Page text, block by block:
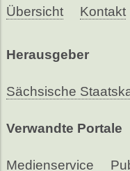
Übersicht Kontakt
Herausgeber
Sächsische
Verwandte Portale
Medienservice